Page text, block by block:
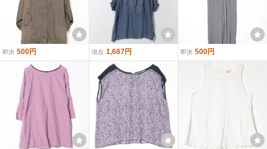
即決 500円 現在 1,687円 即決 500円